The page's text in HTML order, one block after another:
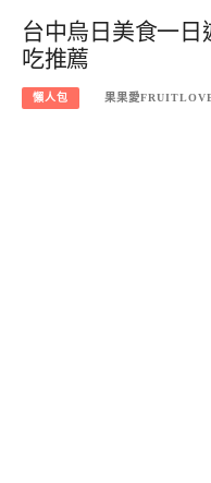
台中烏日美食一日
吃推薦
懶人包 果果愛